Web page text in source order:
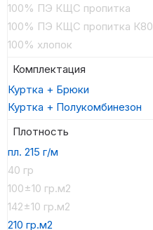
100% ПЭ КЩС пропитка
100% ПЭ КЩС пропитка К80
100% хлопок
Комплектация
Куртка + Брюки
Куртка + Полукомбинезон
Плотность
пл. 215 г/м
40 гр
100±10 гр.м2
142±10 гр.м2
210 гр.м2